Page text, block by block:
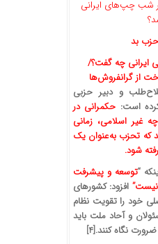
شب چپ‌های ایرانی
بد
و دبیر حزبی
است:‌ حکمرانی در
غیر اسلامی، زمانی
که تحزب به‌عنوان یک
شود.
“توسعه و پیشرفت
افزود: کشورهای
خود را تقویت نظام
و آحاد ملت باید
نگاه کنند.
[4]